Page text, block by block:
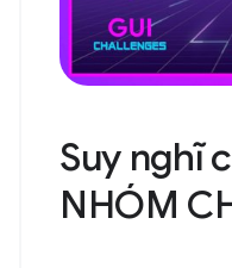
Suy nghĩ
NHÓM